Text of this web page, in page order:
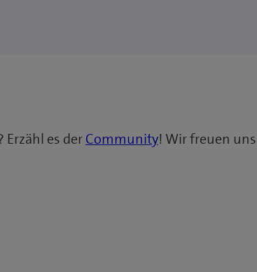
es derCommunity! Wir freuen